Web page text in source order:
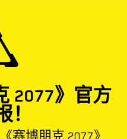
2077》官方
！
赛博朋克 2077》